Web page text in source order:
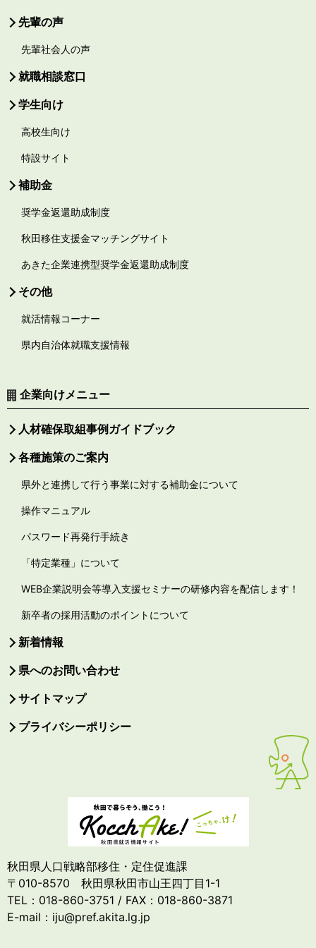
先輩の声
先輩社会人の声
就職相談窓口
学生向け
高校生向け
特設サイト
補助金
奨学金返還助成制度
秋田移住支援金マッチングサイト
あきた企業連携型奨学金返還助成制度
その他
就活情報コーナー
県内自治体就職支援情報
企業向けメニュー
人材確保取組事例ガイドブック
各種施策のご案内
県外と連携して行う事業に対する補助金について
操作マニュアル
パスワード再発行手続き
「特定業種」について
WEB企業説明会等導入支援セミナーの研修内容を配信します！
新卒者の採用活動のポイントについて
新着情報
県へのお問い合わせ
サイトマップ
プライバシーポリシー
秋田県人口戦略部移住・定住促進課
〒010-8570 秋田県秋田市山王四丁目1-1
TEL：018-860-3751 / FAX：018-860-3871
E-mail：iju@pref.akita.lg.jp